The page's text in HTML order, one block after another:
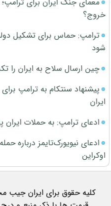
خروج؟
ترامپ: حماس برای تشکیل
شود
چین ارسال سلاح به ایران را
پیشنهاد سنتکام به ترامپ
ایران
ادعای ترامپ: به حملات
ادعای نیویورک‌تایمز درباره
اوکراین
کلیه حقوق برای ایران جیب